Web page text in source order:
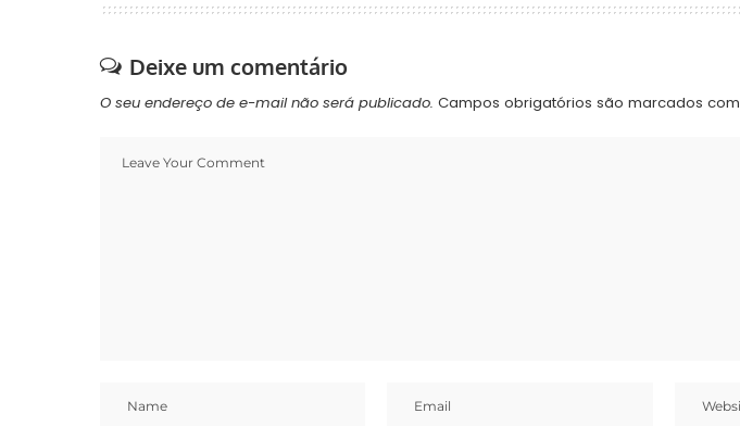
Deixe um comentário
O seu endereço de e-mail não será publicado. Campos obrigatórios são marcados com